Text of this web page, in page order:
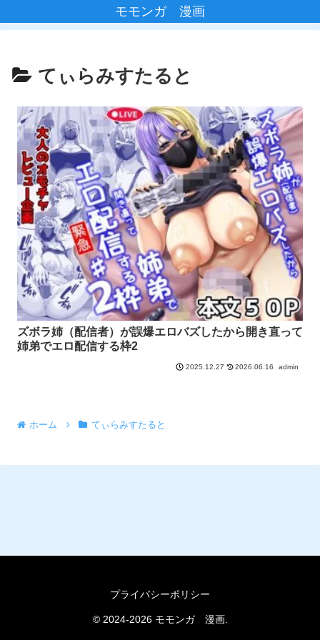
モモンガ 漫画
てぃらみすたると
ズボラ姉（配信者）が誤爆エロバズしたから開き直って
姉弟でエロ配信する枠2
2025.12.27 2026.06.16 admin
ホーム てぃらみすたると
プライバシーポリシー
© 2024-2026 モモンガ 漫画.